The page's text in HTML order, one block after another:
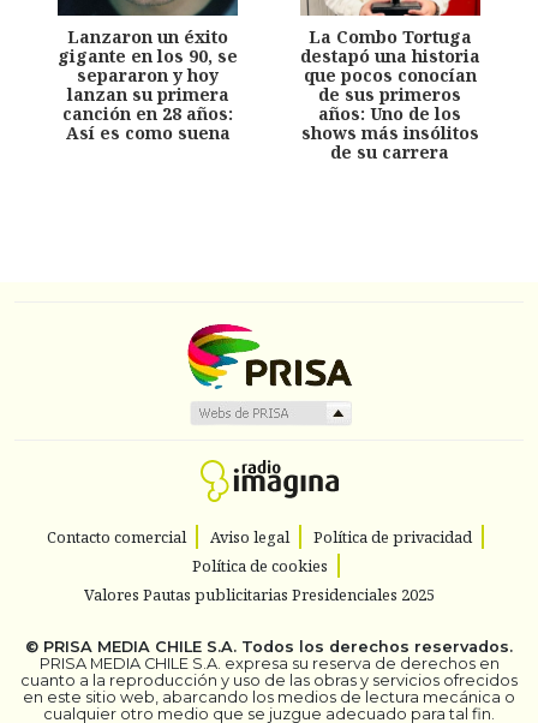
Lanzaron un éxito
gigante en los 90, se
separaron y hoy
lanzan su primera
canción en 28 años:
Así es como suena
La Combo Tortuga
destapó una historia
que pocos conocían
de sus primeros
años: Uno de los
shows más insólitos
de su carrera
Contacto comercial Aviso legal
Política de privacidad
Política de cookies
Valores Pautas publicitarias Presidenciales 2025
© PRISA MEDIA CHILE S.A. Todos los derechos reservados.
PRISA MEDIA CHILE S.A. expresa su reserva de derechos en
cuanto a la reproducción y uso de las obras y servicios ofrecidos
en este sitio web, abarcando los medios de lectura mecánica o
cualquier otro medio que se juzgue adecuado para tal fin.